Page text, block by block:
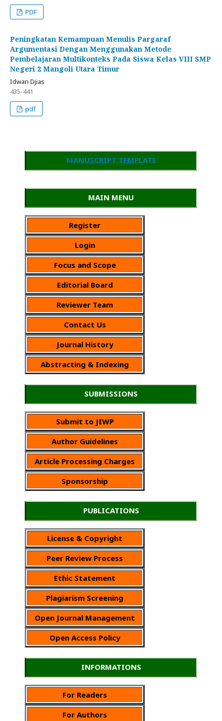
PDF
Peningkatan Kemampuan Menulis Pargaraf
Argumentasi Dengan Menggunakan Metode
Pembelajaran Multikonteks Pada Siswa Kelas VIII SMP
Negeri 2 Mangoli Utara Timur
Idwan Djias
435-441
pdf
MANUSCRIPT TEMPLATE
MAIN MENU
Register
Login
Focus and Scope
Editorial Board
Reviewer Team
Contact Us
Journal History
Abstracting & Indexing
SUBMISSIONS
Submit to JIWP
Author Guidelines
Article Processing Charges
Sponsorship
PUBLICATIONS
License & Copyright
Peer Review Process
Ethic Statement
Plagiarism Screening
Open Journal Management
Open Access Policy
INFORMATIONS
For Readers
For Authors